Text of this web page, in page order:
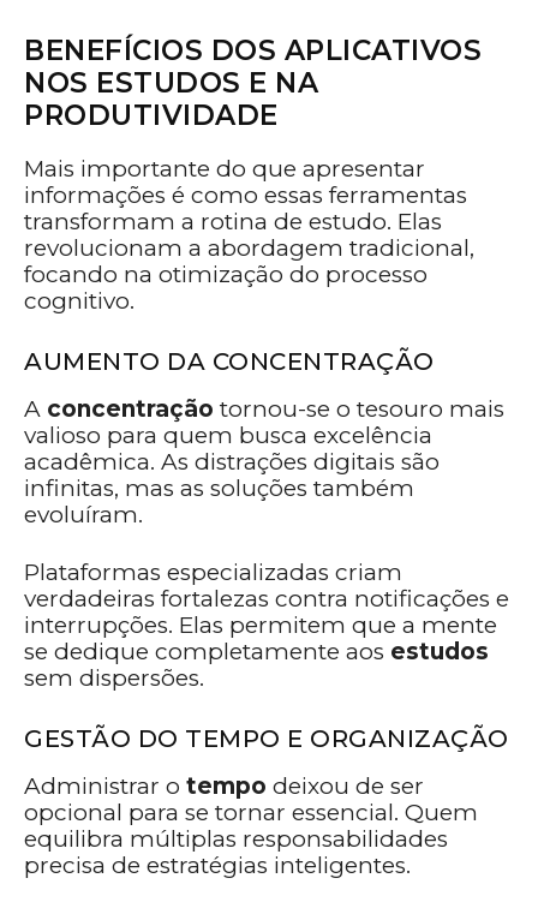
BENEFÍCIOS DOS APLICATIVOS
NOS ESTUDOS E NA
PRODUTIVIDADE
Mais importante do que apresentar
informações é como essas ferramentas
transformam a rotina de estudo. Elas
revolucionam a abordagem tradicional,
focando na otimização do processo
cognitivo.
AUMENTO DA CONCENTRAÇÃO
A concentração tornou-se o tesouro mais
valioso para quem busca excelência
acadêmica. As distrações digitais são
infinitas, mas as soluções também
evoluíram.
Plataformas especializadas criam
verdadeiras fortalezas contra notificações e
interrupções. Elas permitem que a mente
se dedique completamente aos estudos
sem dispersões.
GESTÃO DO TEMPO E ORGANIZAÇÃO
Administrar o tempo deixou de ser
opcional para se tornar essencial. Quem
equilibra múltiplas responsabilidades
precisa de estratégias inteligentes.